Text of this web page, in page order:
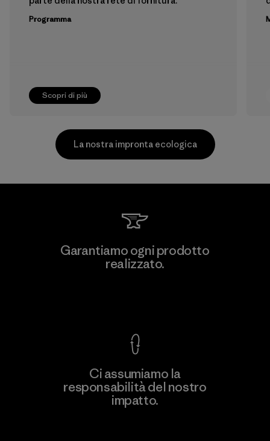
Scopri di più
Programma
Scopri di più
MAS Active (Pvt) Ltd. - Asialine
La nostra impronta ecologica
Garantiamo ogni prodotto
realizzato.
Ci assumiamo la
responsabilità del nostro
impatto.